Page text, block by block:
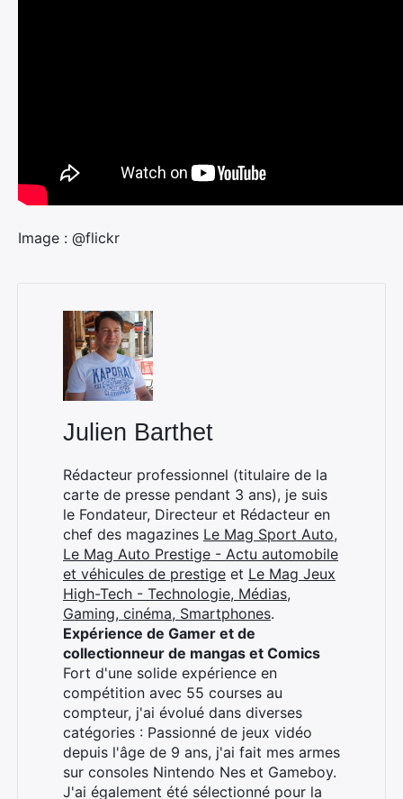
Image : @flickr
Julien Barthet
Rédacteur professionnel (titulaire de la
carte de presse pendant 3 ans), je suis
le Fondateur, Directeur et Rédacteur en
chef des magazines Le Mag Sport Auto,
Le Mag Auto Prestige - Actu automobile
et véhicules de prestige et Le Mag Jeux
High-Tech - Technologie, Médias,
Gaming, cinéma, Smartphones.
Expérience de Gamer et de
collectionneur de mangas et Comics
Fort d'une solide expérience en
compétition avec 55 courses au
compteur, j'ai évolué dans diverses
catégories : Passionné de jeux vidéo
depuis l'âge de 9 ans, j'ai fait mes armes
sur consoles Nintendo Nes et Gameboy.
J'ai également été sélectionné pour la